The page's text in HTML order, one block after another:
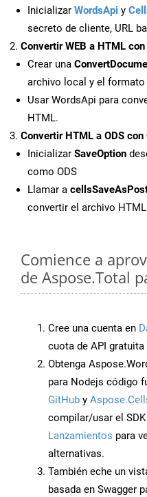
Inicializar WordsApi y
secreto de cliente, URL
Convertir WEB a HTML
Crear una
archivo local y el
Usar WordsApi para
HTML.
Convertir HTML a ODS con
Inicializar SaveOption
como ODS
Llamar a
convertir el archivo
Comience a
de Aspose.Total
Cree una cuenta en
cuota de API
Obtenga
para Nodejs código
GitHub y
compilar/usar el
Lanzamientos para
alternativas.
También eche un
basada en Swagger